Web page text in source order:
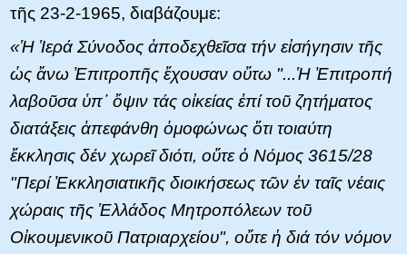
τῆς 23-2-1965, διαβάζουμε:
«Ἡ Ἱερά Σύνοδος ἀποδεχθεῖσα τήν εἰσήγησιν τῆς
ὡς ἄνω Ἐπιτροπῆς ἔχουσαν οὕτω "...Ἡ Ἐπιτροπή
λαβοῦσα ὑπ᾿ ὄψιν τάς οἰκείας ἐπί τοῦ ζητήματος
διατάξεις ἀπεφάνθη ὁμοφώνως ὅτι τοιαύτη
ἔκκλησις δέν χωρεῖ διότι, οὔτε ὀ Νόμος 3615/28
"Περί Ἐκκλησιατικῆς διοικήσεως τῶν ἐν ταῖς νέαις
χώραις τῆς Ἑλλάδος Μητροπόλεων τοῦ
Οἰκουμενικοῦ Πατριαρχείου", οὔτε ἡ διά τόν νόμον